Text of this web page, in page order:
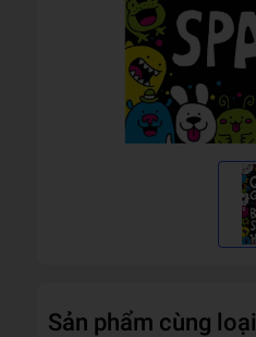
Sản phẩm cùng loại